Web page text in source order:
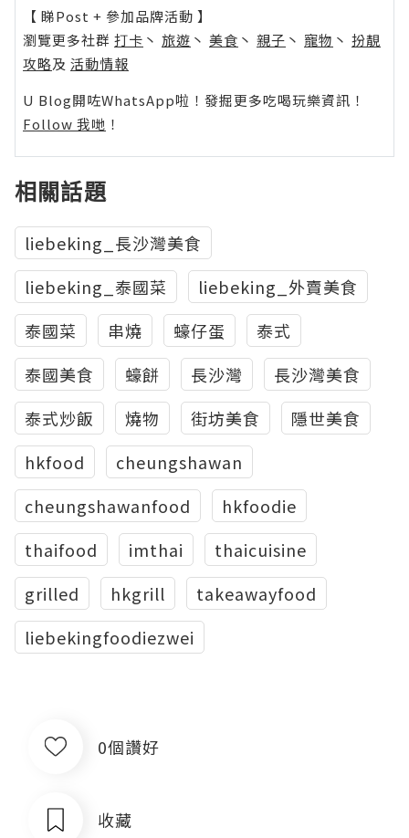
【 睇Post + 參加品牌活動 】
瀏覽更多社群 打卡 丶 旅遊 丶 美食 丶 親子 丶 寵物 丶 扮靚
攻略及 活動情報
U Blog開咗WhatsApp啦！發掘更多吃喝玩樂資訊！
Follow 我哋 ！
相關話題
liebeking_長沙灣美食
liebeking_泰國菜
liebeking_外賣美食
泰國菜
串燒 蠔仔蛋
泰式
泰國美食
蠔餅 長沙灣
長沙灣美食
泰式炒飯
燒物 街坊美食
隱世美食
hkfood
cheungshawan
cheungshawanfood
hkfoodie
thaifood
imthai
thaicuisine
grilled
hkgrill
takeawayfood
liebekingfoodiezwei
0個讚好
收藏